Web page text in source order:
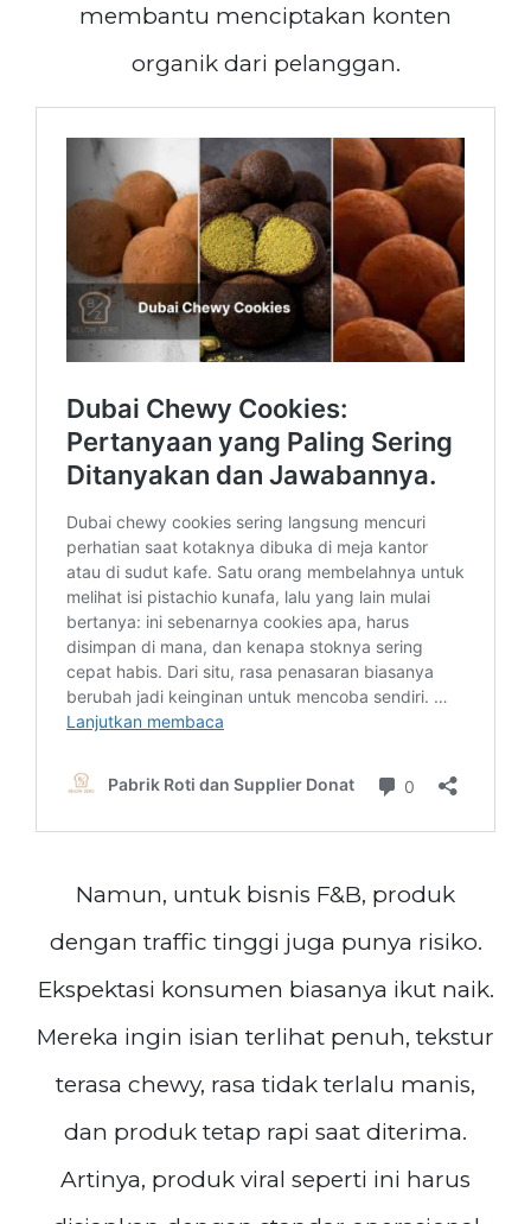
membantu menciptakan konten
organik dari pelanggan.
Namun, untuk bisnis F&B, produk
dengan traffic tinggi juga punya risiko.
Ekspektasi konsumen biasanya ikut naik.
Mereka ingin isian terlihat penuh, tekstur
terasa chewy, rasa tidak terlalu manis,
dan produk tetap rapi saat diterima.
Artinya, produk viral seperti ini harus